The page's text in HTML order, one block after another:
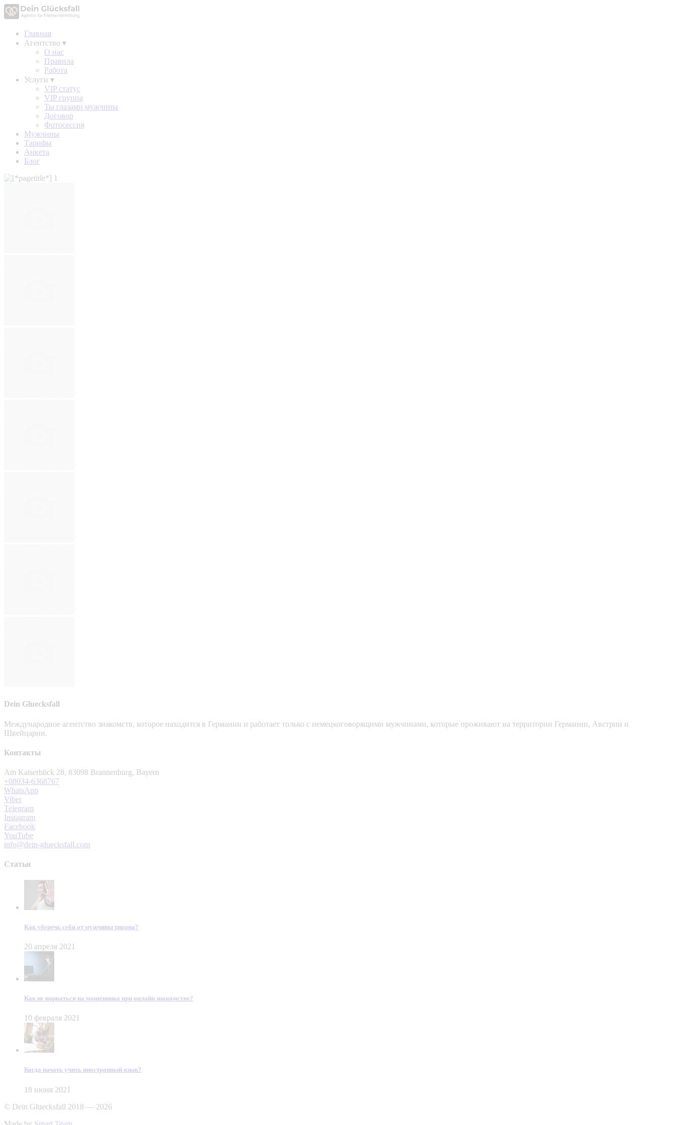
Главная
Агентство ▾
О нас
Правила
Работа
Услуги ▾
VIP статус
VIP группа
Ты глазами мужчины
Договор
Фотосессия
Мужчины
Тарифы
Анкета
Блог
Dein Gluecksfall
Международное агентство знакомств, которое находится в Германии и работает только с немецкоговорящими мужчинами, которые проживают на территории Германии, Австрии и
Швейцарии.
Контакты
Am Kaiserblick 28, 83098 Brannenburg, Bayern
+08034-6368767
WhatsApp
Viber
Telegram
Instagram
Facebook
YouTube
info@dein-gluecksfall.com
Статьи
Как уберечь себя от мужчины тирана?
20 апреля 2021
Как не нарваться на мошенника при онлайн знакомстве?
10 февраля 2021
Когда начать учить иностранный язык?
18 июня 2021
© Dein Gluecksfall 2018 — 2026